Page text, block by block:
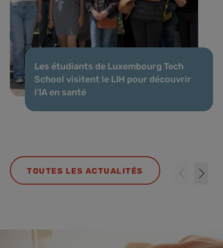
Les étudiants de Luxembourg Tech
School visitent le LIH pour découvrir
l’IA en santé
TOUTES LES ACTUALITÉS